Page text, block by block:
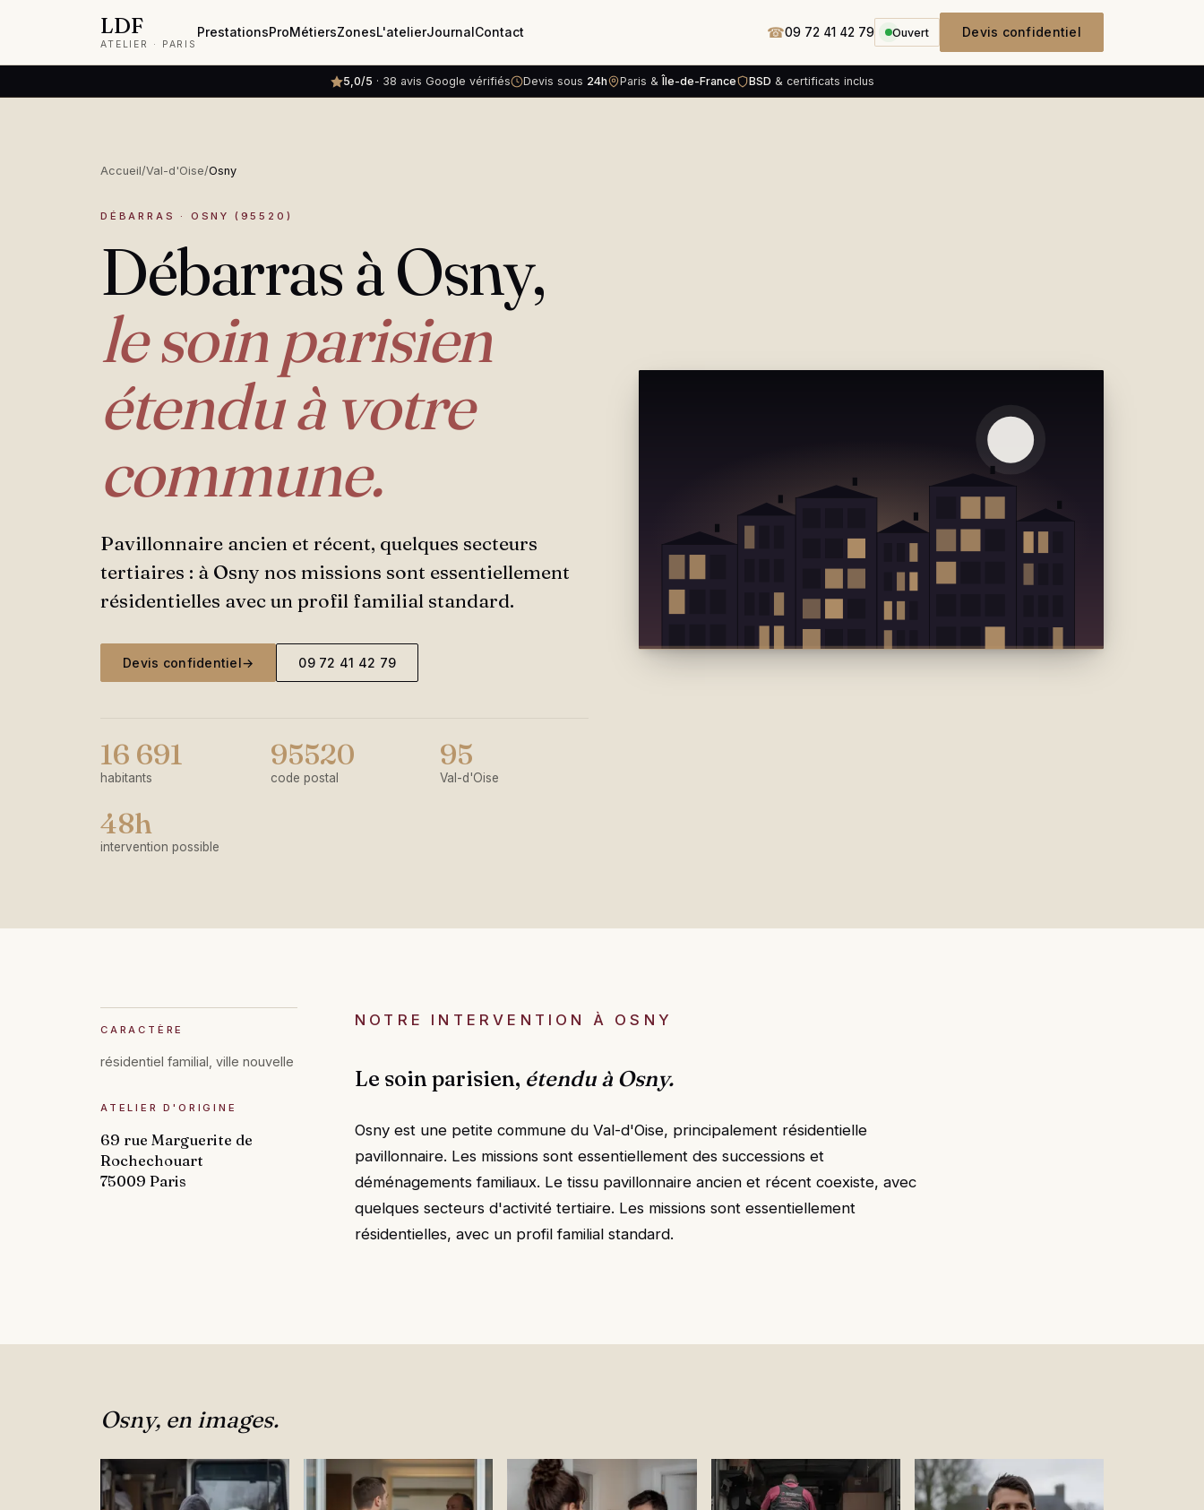
LDF
ATELIER · PARIS
PrestationsProMétiersZonesL'atelierJournalContact ☎09 72 41 42 79 Ouvert Devis confidentiel
5,0/5 · 38 avis Google vérifiés Devis sous 24h Paris & Île-de-France BSD & certificats inclus
Accueil/Val-d'Oise/Osny
DÉBARRAS · OSNY (95520)
Débarras à Osny,
le soin parisien
étendu à votre
commune.
Pavillonnaire ancien et récent, quelques secteurs
tertiaires : à Osny nos missions sont essentiellement
résidentielles avec un profil familial standard.
Devis confidentiel→ 09 72 41 42 79
16 691
habitants
95520
code postal
95
Val-d'Oise
48h
intervention possible
CARACTÈRE
résidentiel familial, ville nouvelle
ATELIER D'ORIGINE
69 rue Marguerite de
Rochechouart
75009 Paris
NOTRE INTERVENTION À OSNY
Le soin parisien, étendu à Osny.
Osny est une petite commune du Val-d'Oise, principalement résidentielle
pavillonnaire. Les missions sont essentiellement des successions et
déménagements familiaux. Le tissu pavillonnaire ancien et récent coexiste, avec
quelques secteurs d'activité tertiaire. Les missions sont essentiellement
résidentielles, avec un profil familial standard.
Osny, en images.